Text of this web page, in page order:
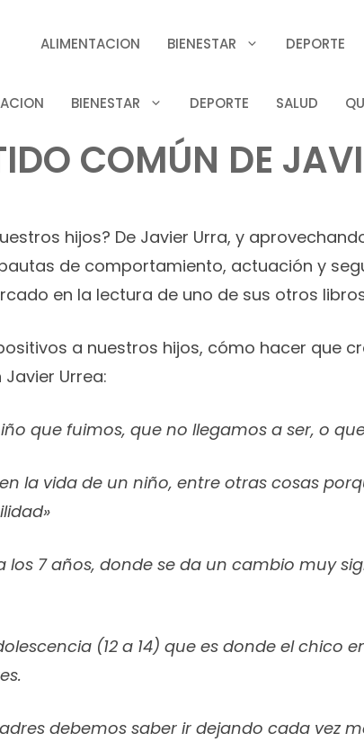
ALIMENTACION BIENESTAR DEPORTE
BIENESTAR DEPORTE SALUD
COMÚN DE
hijos? De Javier Urra, y
de comportamiento, actuación y
en la lectura de uno de sus otros libros:
a nuestros hijos, cómo hacer que
Urrea:
que fuimos, que no llegamos a ser, o
la vida de un niño, entre otras cosas
los 7 años, donde se da un cambio muy
(12 a 14) que es donde el chico
debemos saber ir dejando cada vez